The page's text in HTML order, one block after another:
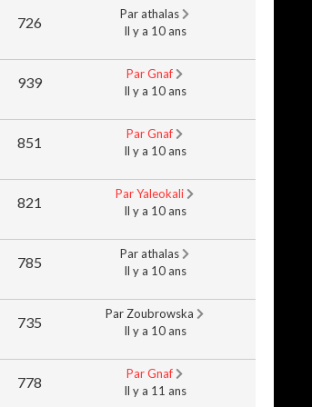
Par athalas
Il y a 10 ans
726
Par Gnaf
Il y a 10 ans
939
Par Gnaf
Il y a 10 ans
851
Par Yaleokali
Il y a 10 ans
821
Par athalas
Il y a 10 ans
785
Par Zoubrowska
Il y a 10 ans
735
Par Gnaf
Il y a 11 ans
778